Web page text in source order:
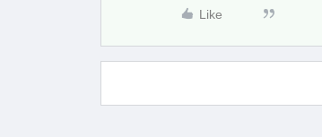
Like